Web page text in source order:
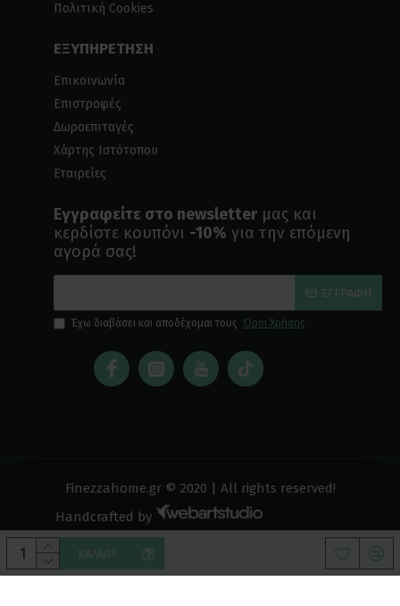
ΚΑΛΆΘΙ
Πολιτική Cookies
ΕΞΥΠΗΡΕΤΗΣΗ
Επικοινωνία
Επιστροφές
Δωροεπιταγές
Χάρτης Ιστότοπου
Εταιρείες
Εγγραφείτε στο newsletter μας και
κερδίστε κουπόνι -10% για την επόμενη
αγορά σας!
ΕΓΓΡΑΦΉ
Έχω διαβάσει και αποδέχομαι τους Όροι Χρήσης
Finezzahome.gr © 2020 | All rights reserved!
Handcrafted by